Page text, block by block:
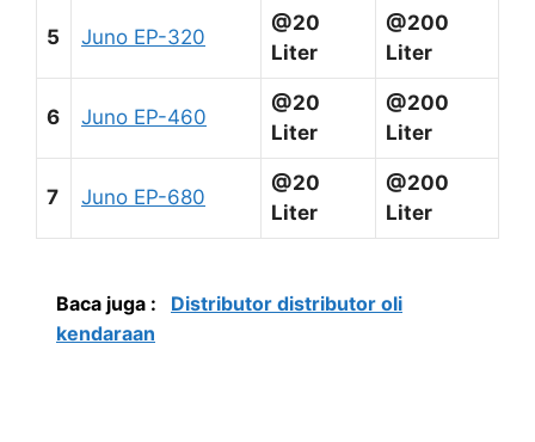
5 Juno EP-320
@20
Liter
@200
Liter
6 Juno EP-460
@20
Liter
@200
Liter
7 Juno EP-680
@20
Liter
@200
Liter
Baca juga :
Distributor distributor oli
kendaraan